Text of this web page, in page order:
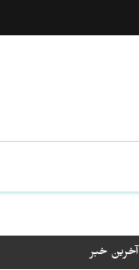
آخرین خبر